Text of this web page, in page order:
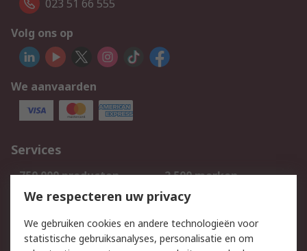
023 51 66 555
Volg ons op
We aanvaarden
Services
750.000 producten
2.500 merken
Bestellen
Inkoopoplossingen
Track & Trace
We respecteren uw privacy
We gebruiken cookies en andere technologieën voor
statistische gebruiksanalyses, personalisatie en om